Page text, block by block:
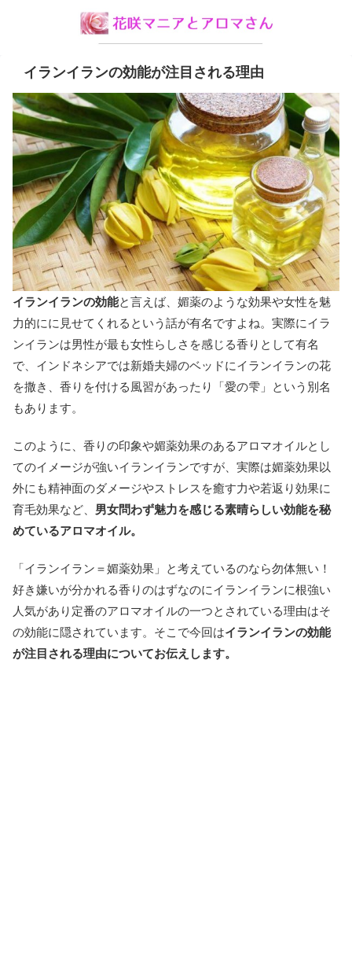
イランイランの効能が注目される理由
イランイランの効能と言えば、媚薬のような効果や女性を魅
力的にに見せてくれるという話が有名ですよね。実際にイラ
ンイランは男性が最も女性らしさを感じる香りとして有名
で、インドネシアでは新婚夫婦のベッドにイランイランの花
を撒き、香りを付ける風習があったり「愛の雫」という別名
もあります。
このように、香りの印象や媚薬効果のあるアロマオイルとし
てのイメージが強いイランイランですが、実際は媚薬効果以
外にも精神面のダメージやストレスを癒す力や若返り効果に
育毛効果など、 男女問わず魅力を感じる素晴らしい効能を秘
めているアロマオイル。
「イランイラン＝媚薬効果」と考えているのなら勿体無い！
好き嫌いが分かれる香りのはずなのにイランイランに根強い
人気があり定番のアロマオイルの一つとされている理由はそ
の効能に隠されています。そこで今回はイランイランの効能
が注目される理由についてお伝えします。